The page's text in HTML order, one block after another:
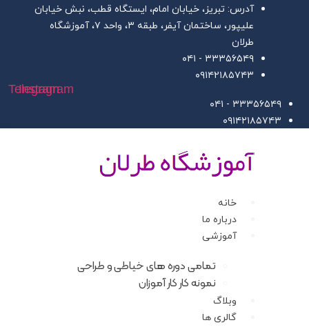
آدرس: تبریز، خیابان امام، ایستگاه قطب، نبش خیابان
علیپور، ساختمان آیفر، طبقه ۳، واحد ۷، آموزشگاه
طرلان
۳۳۳۵۶۵۴۹ - ۰۴۱
۰۹۱۴۲۱۸۵۷۴۳
Instagram
Telegram
۳۳۳۵۶۵۴۹ - ۰۴۱
۰۹۱۴۲۱۸۵۷۴۳
خانه
درباره ما
آموزشی
تمامی دوره های خیاطی و طراحی
نمونه کار کار آموزان
وبلاگ
گالری ها